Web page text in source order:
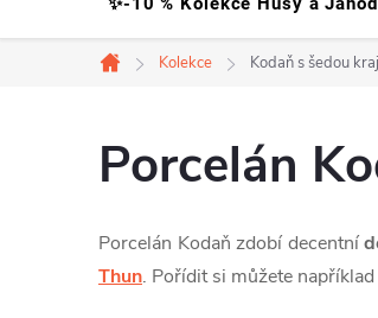
Domů
Kolekce Kodaň s šedou
Porcelán
Porcelán Kodaň zdobí decentní
Thun. Pořídit si můžete